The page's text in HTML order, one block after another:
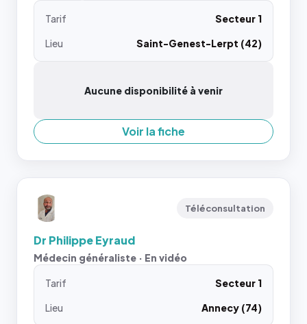
Tarif
Secteur 1
Lieu
Saint-Genest-Lerpt (42)
Aucune disponibilité à venir
Voir la fiche
Téléconsultation
Dr Philippe Eyraud
Médecin généraliste · En vidéo
Tarif
Secteur 1
Lieu
Annecy (74)